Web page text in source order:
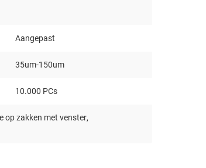
Aangepast
35um-150um
10.000 PCs
op zakken met venster,